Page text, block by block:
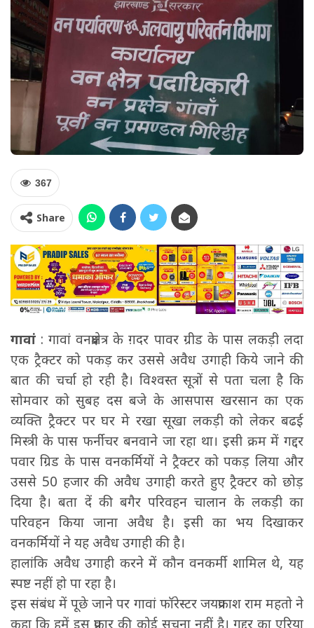
367
Share
गावां : गावां वनप्रक्षेत्र के ग़दर पावर ग्रीड के पास लकड़ी लदा
एक ट्रैक्टर को पकड़ कर उससे अवैध उगाही किये जाने की
बात की चर्चा हो रही है। विश्वस्त सूत्रों से पता चला है कि
सोमवार को सुबह दस बजे के आसपास खरसान का एक
व्यक्ति ट्रैक्टर पर घर मे रखा सूखा लकड़ी को लेकर बढई
मिस्त्री के पास फर्नीचर बनवाने जा रहा था। इसी क्रम में गद्दर
पवार ग्रिड के पास वनकर्मियों ने ट्रैक्टर को पकड़ लिया और
उससे 50 हजार की अवैध उगाही करते हुए ट्रैक्टर को छोड़
दिया है। बता दें की बगैर परिवहन चालान के लकड़ी का
परिवहन किया जाना अवैध है। इसी का भय दिखाकर
वनकर्मियों ने यह अवैध उगाही की है।
हालांकि अवैध उगाही करने में कौन वनकर्मी शामिल थे, यह
स्पष्ट नहीं हो पा रहा है।
इस संबंध में पूछे जाने पर गावां फॉरेस्टर जयप्रकाश राम महतो ने
कहा कि हमें इस प्रकार की कोई सूचना नहीं है। गद्दर का एरिया